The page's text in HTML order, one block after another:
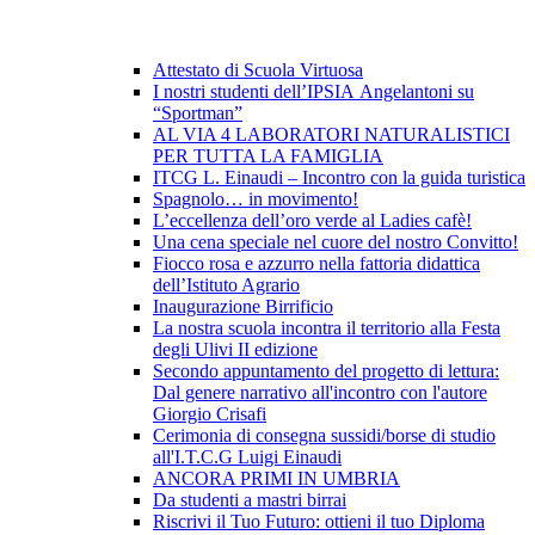
Attestato di Scuola Virtuosa
I nostri studenti dell’IPSIA Angelantoni su
“Sportman”
AL VIA 4 LABORATORI NATURALISTICI
PER TUTTA LA FAMIGLIA
ITCG L. Einaudi – Incontro con la guida turistica
Spagnolo… in movimento!
L’eccellenza dell’oro verde al Ladies cafè!
Una cena speciale nel cuore del nostro Convitto!
Fiocco rosa e azzurro nella fattoria didattica
dell’Istituto Agrario
Inaugurazione Birrificio
La nostra scuola incontra il territorio alla Festa
degli Ulivi II edizione
Secondo appuntamento del progetto di lettura:
Dal genere narrativo all'incontro con l'autore
Giorgio Crisafi
Cerimonia di consegna sussidi/borse di studio
all'I.T.C.G Luigi Einaudi
ANCORA PRIMI IN UMBRIA
Da studenti a mastri birrai
Riscrivi il Tuo Futuro: ottieni il tuo Diploma